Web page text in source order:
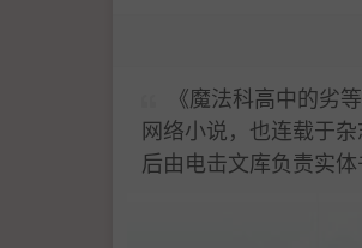
《魔法科高中的劣
网络小说，也连载于
后由电击文库负责实